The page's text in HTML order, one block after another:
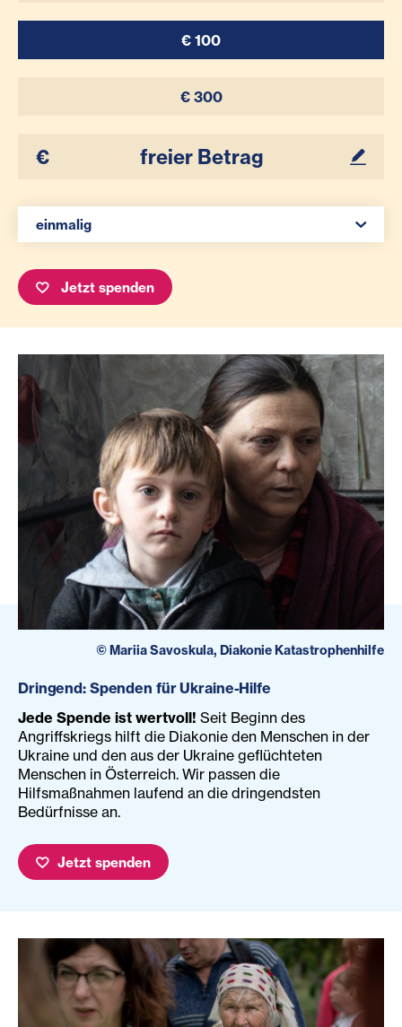
€ 100
€ 300
Spenden Auswahl
einmalig
Jetzt spenden
©Mariia Savoskula, Diakonie Katastrophenhilfe
Dringend: Spenden für Ukraine-Hilfe
Jede Spende ist wertvoll! Seit Beginn des
Angriffskriegs hilft die Diakonie den Menschen in der
Ukraine und den aus der Ukraine geflüchteten
Menschen in Österreich. Wir passen die
Hilfsmaßnahmen laufend an die dringendsten
Bedürfnisse an.
Jetzt spenden